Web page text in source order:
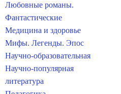
Любовные романы.
Фантастические
Медицина и здоровье
Мифы. Легенды. Эпос
Научно-образовательная
Научно-популярная
литература